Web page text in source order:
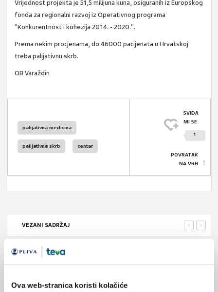
Ova web-stranica koristi kolačiće
Vrijednost projekta je 51,5 milijuna kuna, osiguranih iz Europskog
fonda za regionalni razvoj iz Operativnog programa
"Konkurentnost i kohezija 2014. - 2020.".
Prema nekim procjenama, do 46000 pacijenata u Hrvatskoj
treba palijativnu skrb.
OB Varaždin
palijativna medicina
palijativna skrb centar
SVIĐA
MI SE
1
POVRATAK
NA VRH
VEZANI SADRŽAJ >
<
03.01.2026.
Komunikacija s oboljelima od teških bolesti i kraj
14.10.2024.